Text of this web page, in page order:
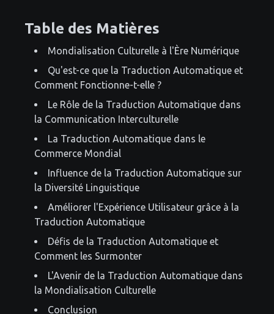
Table des Matières
Mondialisation Culturelle à l'Ère Numérique
Qu'est-ce que la Traduction Automatique et
Comment Fonctionne-t-elle ?
Le Rôle de la Traduction Automatique dans
la Communication Interculturelle
La Traduction Automatique dans le
Commerce Mondial
Influence de la Traduction Automatique sur
la Diversité Linguistique
Améliorer l'Expérience Utilisateur grâce à la
Traduction Automatique
Défis de la Traduction Automatique et
Comment les Surmonter
L'Avenir de la Traduction Automatique dans
la Mondialisation Culturelle
Conclusion